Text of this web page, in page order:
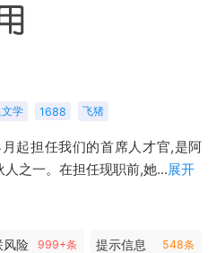
学 1688 飞猪
起担任我们的首席人才官,是阿
之一。在担任现职前,她...展开
风险 999+条 提示信息 548条